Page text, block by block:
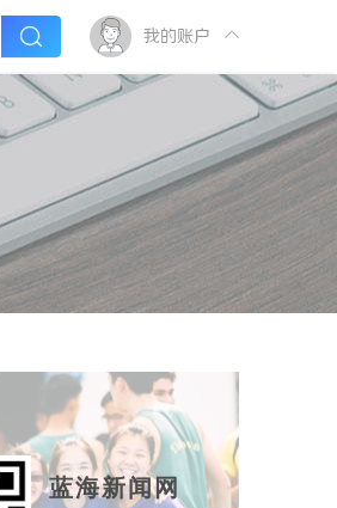
我的账户
蓝海新闻网